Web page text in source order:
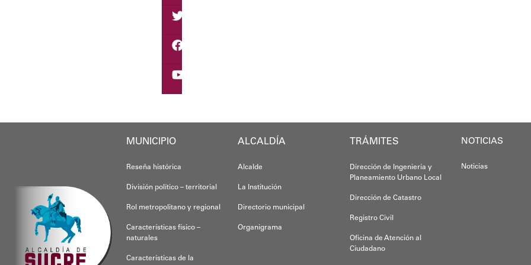
Como parte de los acuerdos orientados durante la reunión, el PSUV articulará un
Oskarina
MUNICIPIO
Reseña histórica
División político – territorial
Rol metropolitano y regional
Características físico –
naturales
Características de la
ALCALDÍA
Alcalde
La Institución
Directorio municipal
Organigrama
TRÁMITES
Dirección de Ingeniería y
Planeamiento Urbano Local
Dirección de Catastro
Registro Civil
Oficina de Atención al
Ciudadano
NOTICIAS
Noticias